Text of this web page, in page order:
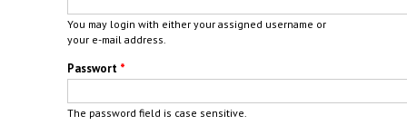
You may login with either your assigned username or
your e-mail address.
Passwort *
The password field is case sensitive.